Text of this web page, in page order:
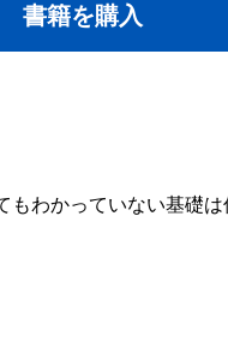
書籍を購入
わかっていない基礎は